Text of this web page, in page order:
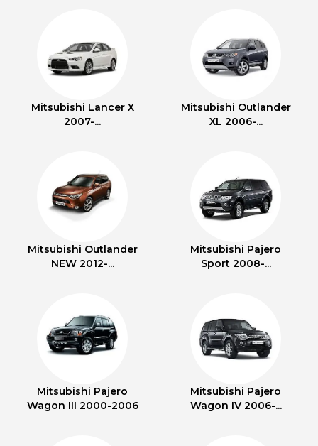
Mitsubishi Lancer X
2007-...
Mitsubishi Outlander
XL 2006-...
Mitsubishi Outlander
NEW 2012-...
Mitsubishi Pajero
Sport 2008-...
Mitsubishi Pajero
Wagon III 2000-2006
Mitsubishi Pajero
Wagon IV 2006-...